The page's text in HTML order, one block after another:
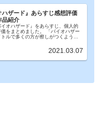
ハザード』あらすじ感想評価
品紹介
オハザード』をあらすじ、個人的
をまとめました。 「バイオハザー
ルで多くの方が察しがつくように
ゾンビ」ジャンルとしてオススメ。
2021.03.07